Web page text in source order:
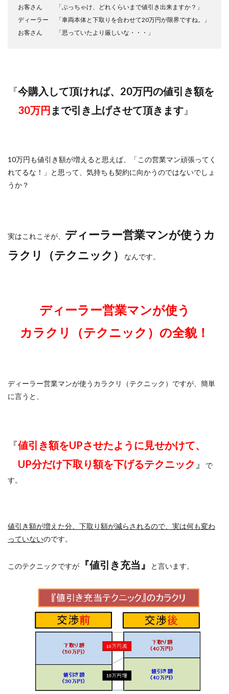
お客さん 「ぶっちゃけ、どれくらいまで値引き出来ますか？」
ディーラー 「車両本体と下取りを合わせて20万円が限界ですね。」
お客さん 「思っていたより厳しいな・・・」
『今購入して頂ければ、20万円の値引き額を
30万円 まで引き上げさせて頂きます 』
10万円も値引き額が増えると思えば、「この営業マン頑張ってく
れてるな！」と思って、気持ちも契約に向かうのではないでしょ
うか？
実はこれこそが、 ディーラー営業マンが使うカ
ラクリ（テクニック）
なんです。
ディーラー営業マンが使う
カラクリ（テクニック）の全貌！
ディーラー営業マンが使うカラクリ（テクニック）ですが、簡単
に言うと、
『値引き額をUPさせたように見せかけて、
UP分だけ下取り額を下げるテクニック 』
で
す。
値引き額が増えた分、下取り額が減らされるので、実は何も変わ
っていないのです。
このテクニックですが 『値引き充当』 と言います。